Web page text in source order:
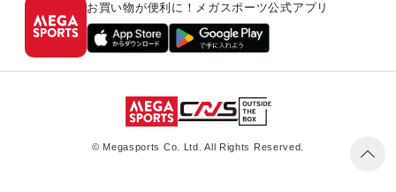
お買い物が便利に！メガスポーツ公式アプリ
© Megasports Co. Ltd. All Rights Reserved.